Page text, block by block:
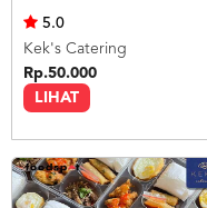
Copyright
2018
LIHAT
5.0
Kek's Catering
Rp.50.000